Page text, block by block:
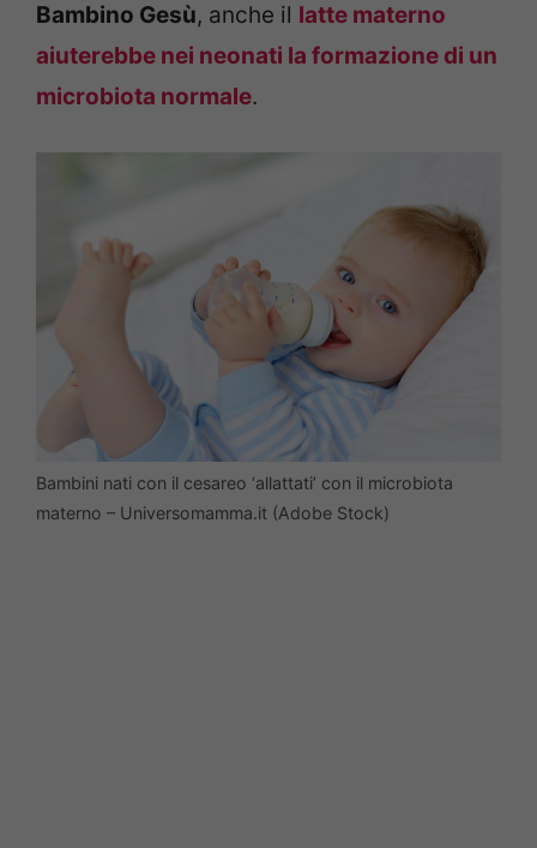
Bambino Gesù, anche il latte materno
aiuterebbe nei neonati la formazione di un
microbiota normale.
Bambini nati con il cesareo ‘allattati’ con il microbiota
materno – Universomamma.it (Adobe Stock)